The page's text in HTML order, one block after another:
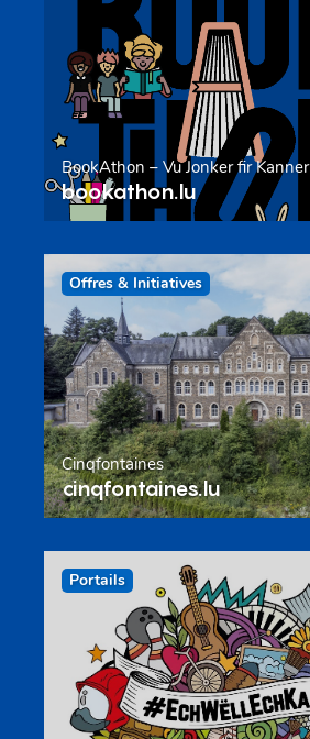
BookAthon – Vu Jonker fir Kanner
bookathon.lu
Offres & Initiatives
Cinqfontaines
cinqfontaines.lu
Portails